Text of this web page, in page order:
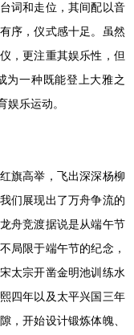
词和走位，其间配以音
序，仪式感十足。虽然
，更注重其娱乐性，但
为一种既能登上大雅之
娱乐运动。
旗高举，飞出深深杨柳
们展现出了万舟争流的
舟竞渡据说是从端午节
局限于端午节的纪念，
太宗开凿金明池训练水
四年以及太平兴国三年
，开始设计锻炼体魄、